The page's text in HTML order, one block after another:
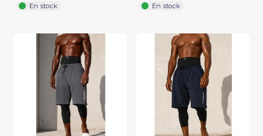
En stock En stock